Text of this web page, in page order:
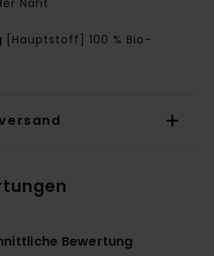
Naht
[Hauptstoff] 100 % Bio-
Bewertung